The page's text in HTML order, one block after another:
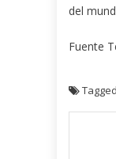
del
Fuente
Tagged